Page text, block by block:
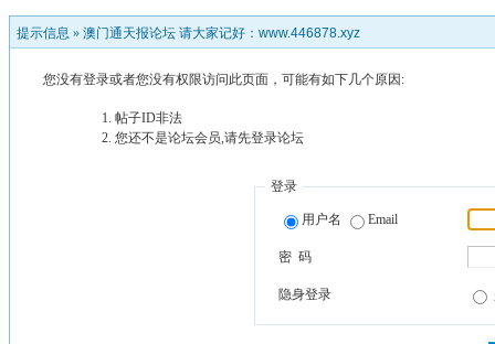
提示信息 » 澳门通天报论坛 请大家记好：www.446878.xyz
您没有登录或者您没有权限访问此页面，可能有如下几个原因:
帖子ID非法
您还不是论坛会员,请先登录论坛
登录
用户名 Email
密 码
隐身登录